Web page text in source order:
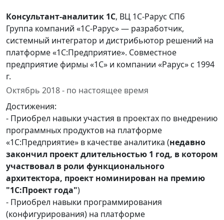
Консультант-аналитик 1С, ВЦ 1С-Рарус СПб
Группа компаний «1С-Рарус» — разработчик,
системный интегратор и дистрибьютор решений на
платформе «1С:Предприятие». Совместное
предприятие фирмы «1С» и компании «Рарус» с 1994
г.
Октябрь 2018 - по настоящее время
Достижения:
- Приобрел навыки участия в проектах по внедрению
программных продуктов на платформе
«1С:Предприятие» в качестве аналитика (недавно
закончил проект длительностью 1 год, в котором
участвовал в роли функционального
архитектора, проект номинирован на премию
"1С:Проект года")
- Приобрел навыки программирования
(конфигурирования) на платформе